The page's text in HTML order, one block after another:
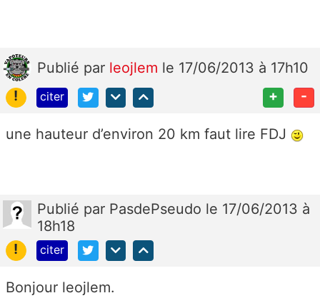
Publié par leojlem le 17/06/2013 à 17h10
!
citer + -
une hauteur d’environ 20 km faut lire FDJ
Publié par PasdePseudo le 17/06/2013 à
18h18
!
citer
Bonjour leojlem.